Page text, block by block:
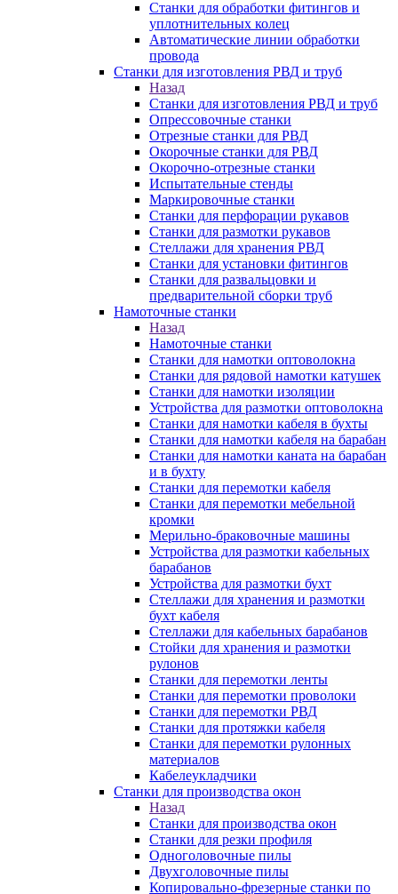
Станки для обработки фитингов и
уплотнительных колец
Автоматические линии обработки
провода
Станки для изготовления РВД и труб
Назад
Станки для изготовления РВД и труб
Опрессовочные станки
Отрезные станки для РВД
Окорочные станки для РВД
Окорочно-отрезные станки
Испытательные стенды
Маркировочные станки
Станки для перфорации рукавов
Станки для размотки рукавов
Стеллажи для хранения РВД
Станки для установки фитингов
Станки для развальцовки и
предварительной сборки труб
Намоточные станки
Назад
Намоточные станки
Станки для намотки оптоволокна
Станки для рядовой намотки катушек
Станки для намотки изоляции
Устройства для размотки оптоволокна
Станки для намотки кабеля в бухты
Станки для намотки кабеля на барабан
Станки для намотки каната на барабан
и в бухту
Станки для перемотки кабеля
Станки для перемотки мебельной
кромки
Мерильно-браковочные машины
Устройства для размотки кабельных
барабанов
Устройства для размотки бухт
Стеллажи для хранения и размотки
бухт кабеля
Стеллажи для кабельных барабанов
Стойки для хранения и размотки
рулонов
Станки для перемотки ленты
Станки для перемотки проволоки
Станки для перемотки РВД
Станки для протяжки кабеля
Станки для перемотки рулонных
материалов
Кабелеукладчики
Станки для производства окон
Назад
Станки для производства окон
Станки для резки профиля
Одноголовочные пилы
Двухголовочные пилы
Копировально-фрезерные станки по